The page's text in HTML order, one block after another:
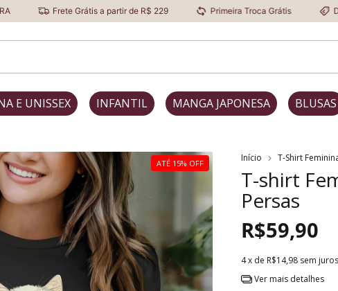
Grátis a partir de R$ 229 Primeira Troca Grátis Desconto
E UNISSEX INFANTIL MANGA JAPONESA BLUSAS
ATÉ 15% OFF Início T-Shirt
T-shirt
Persas
R$59,90
4x de R$14,98 sem juros
Ver mais detalhes